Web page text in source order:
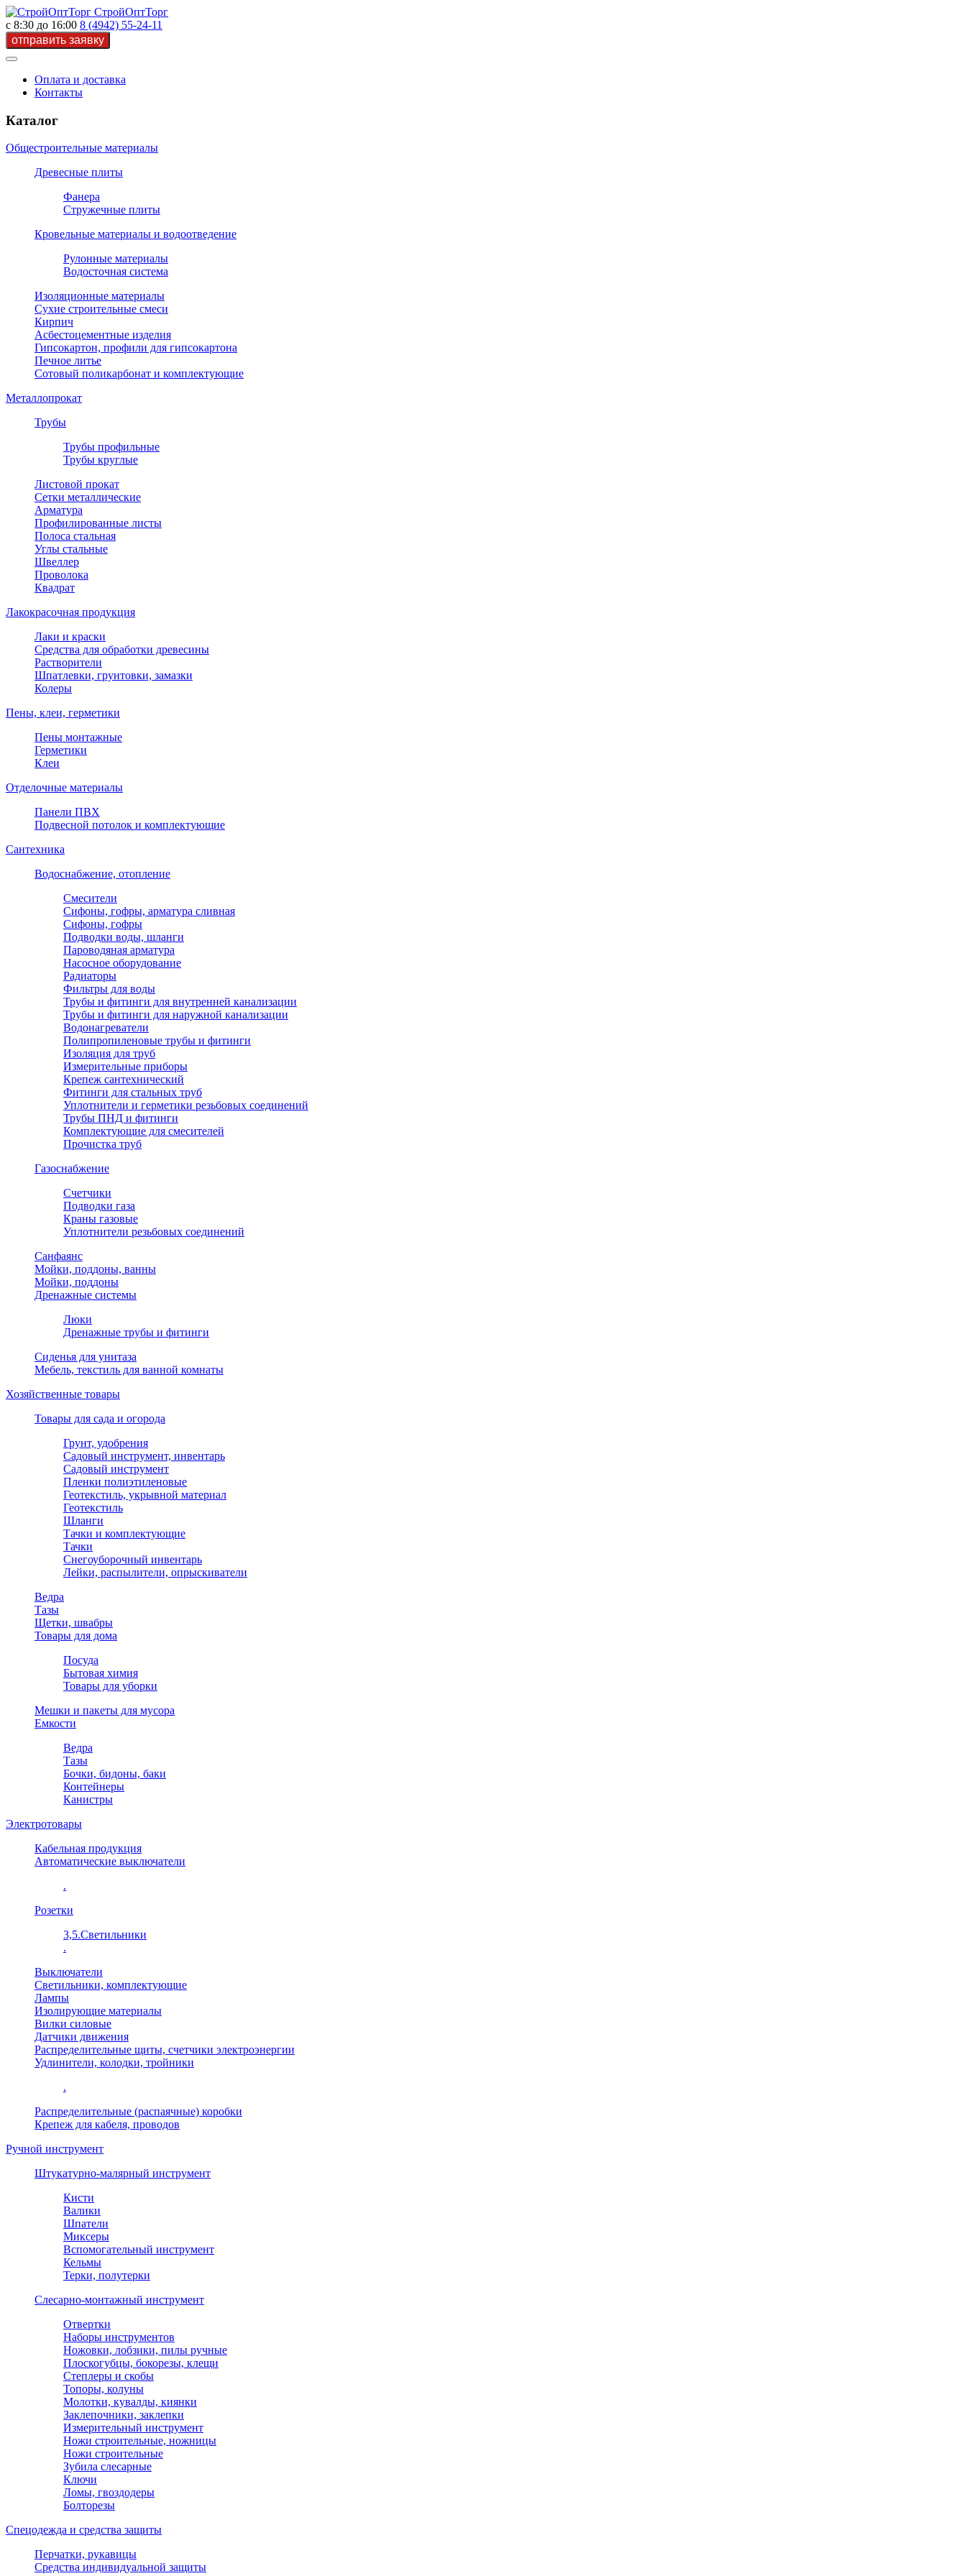
СтройОптТорг
с 8:30 до 16:00 8 (4942) 55-24-11
Оплата и доставка
Контакты
Каталог
Общестроительные материалы
Древесные плиты
Фанера
Стружечные плиты
Кровельные материалы и водоотведение
Рулонные материалы
Водосточная система
Изоляционные материалы
Сухие строительные смеси
Кирпич
Асбестоцементные изделия
Гипсокартон, профили для гипсокартона
Печное литье
Сотовый поликарбонат и комплектующие
Металлопрокат
Трубы
Трубы профильные
Трубы круглые
Листовой прокат
Сетки металлические
Арматура
Профилированные листы
Полоса стальная
Углы стальные
Швеллер
Проволока
Квадрат
Лакокрасочная продукция
Лаки и краски
Средства для обработки древесины
Растворители
Шпатлевки, грунтовки, замазки
Колеры
Пены, клеи, герметики
Пены монтажные
Герметики
Клеи
Отделочные материалы
Панели ПВХ
Подвесной потолок и комплектующие
Сантехника
Водоснабжение, отопление
Смесители
Сифоны, гофры, арматура сливная
Сифоны, гофры
Подводки воды, шланги
Пароводяная арматура
Насосное оборудование
Радиаторы
Фильтры для воды
Трубы и фитинги для внутренней канализации
Трубы и фитинги для наружной канализации
Водонагреватели
Полипропиленовые трубы и фитинги
Изоляция для труб
Измерительные приборы
Крепеж сантехнический
Фитинги для стальных труб
Уплотнители и герметики резьбовых соединений
Трубы ПНД и фитинги
Комплектующие для смесителей
Прочистка труб
Газоснабжение
Счетчики
Подводки газа
Краны газовые
Уплотнители резьбовых соединений
Санфаянс
Мойки, поддоны, ванны
Мойки, поддоны
Дренажные системы
Люки
Дренажные трубы и фитинги
Сиденья для унитаза
Мебель, текстиль для ванной комнаты
Хозяйственные товары
Товары для сада и огорода
Грунт, удобрения
Садовый инструмент, инвентарь
Садовый инструмент
Пленки полиэтиленовые
Геотекстиль, укрывной материал
Геотекстиль
Шланги
Тачки и комплектующие
Тачки
Снегоуборочный инвентарь
Лейки, распылители, опрыскиватели
Ведра
Тазы
Щетки, швабры
Товары для дома
Посуда
Бытовая химия
Товары для уборки
Мешки и пакеты для мусора
Емкости
Ведра
Тазы
Бочки, бидоны, баки
Контейнеры
Канистры
Электротовары
Кабельная продукция
Автоматические выключатели
.
Розетки
3,5.Светильники
.
Выключатели
Светильники, комплектующие
Лампы
Изолирующие материалы
Вилки силовые
Датчики движения
Распределительные щиты, счетчики электроэнергии
Удлинители, колодки, тройники
.
Распределительные (распаячные) коробки
Крепеж для кабеля, проводов
Ручной инструмент
Штукатурно-малярный инструмент
Кисти
Валики
Шпатели
Миксеры
Вспомогательный инструмент
Кельмы
Терки, полутерки
Слесарно-монтажный инструмент
Отвертки
Наборы инструментов
Ножовки, лобзики, пилы ручные
Плоскогубцы, бокорезы, клещи
Степлеры и скобы
Топоры, колуны
Молотки, кувалды, киянки
Заклепочники, заклепки
Измерительный инструмент
Ножи строительные, ножницы
Ножи строительные
Зубила слесарные
Ключи
Ломы, гвоздодеры
Болторезы
Спецодежда и средства защиты
Перчатки, рукавицы
Средства индивидуальной защиты